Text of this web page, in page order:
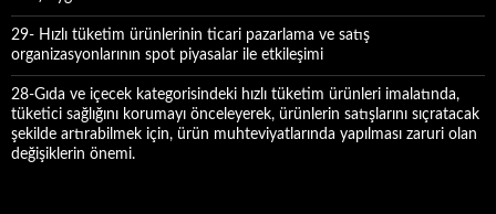
29- Hızlı tüketim ürünlerinin ticari pazarlama ve satış
organizasyonlarının spot piyasalar ile etkileşimi
28-Gıda ve içecek kategorisindeki hızlı tüketim ürünleri imalatında,
tüketici sağlığını korumayı önceleyerek, ürünlerin satışlarını sıçratacak
şekilde artırabilmek için, ürün muhteviyatlarında yapılması zaruri olan
değişiklerin önemi.